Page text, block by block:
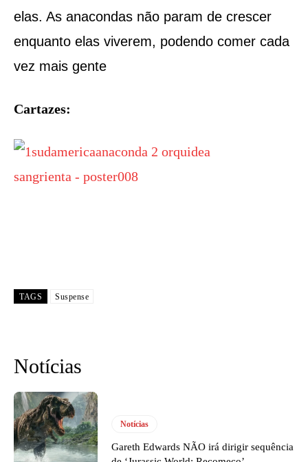
elas. As anacondas não param de crescer
enquanto elas viverem, podendo comer cada
vez mais gente
Cartazes:
TAGS Suspense
Notícias
Notícias
Gareth Edwards NÃO irá dirigir sequência